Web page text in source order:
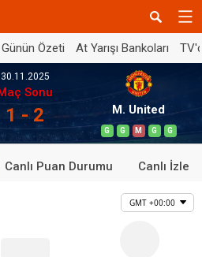
Günün Özeti At Yarışı Bankoları
30.11.2025
Sonu
1 - 2 M. United
G G M G G
Canlı Puan Durumu Canlı İzle
GMT +00:00